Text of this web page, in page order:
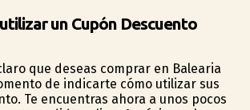
un Cupón Descuento
que deseas comprar en Balearia
de indicarte cómo utilizar sus
Te encuentras ahora a unos pocos